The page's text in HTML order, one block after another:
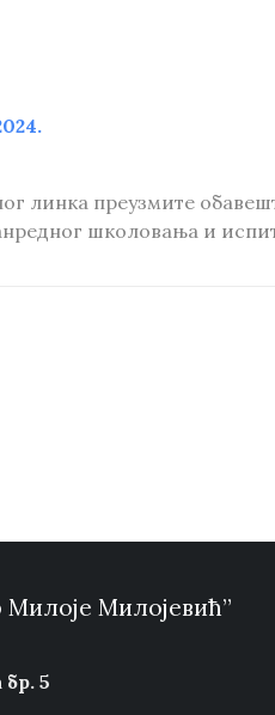
линка преузмите
школовања и
Милојевић”
5